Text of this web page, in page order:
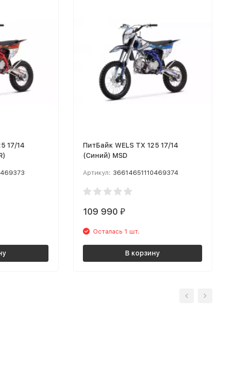
17/14
ПитБайк WELS TX 125 17/14
(Синий) MSD
Артикул: 36614651110469374
109 990 ₽
Осталась 1 шт.
В корзину